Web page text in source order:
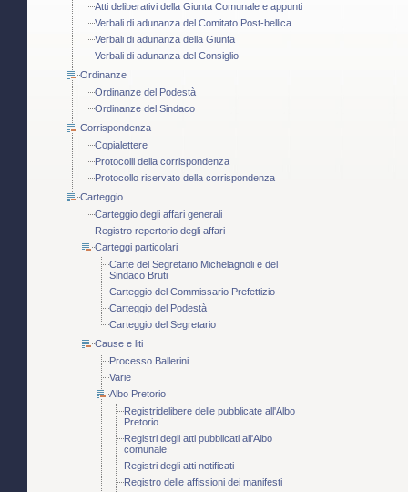
Atti deliberativi della Giunta Comunale e appunti
Verbali di adunanza del Comitato Post-bellica
Verbali di adunanza della Giunta
Verbali di adunanza del Consiglio
Ordinanze
Ordinanze del Podestà
Ordinanze del Sindaco
Corrispondenza
Copialettere
Protocolli della corrispondenza
Protocollo riservato della corrispondenza
Carteggio
Carteggio degli affari generali
Registro repertorio degli affari
Carteggi particolari
Carte del Segretario Michelagnoli e del
Sindaco Bruti
Carteggio del Commissario Prefettizio
Carteggio del Podestà
Carteggio del Segretario
Cause e liti
Processo Ballerini
Varie
Albo Pretorio
Registridelibere delle pubblicate all'Albo
Pretorio
Registri degli atti pubblicati all'Albo
comunale
Registri degli atti notificati
Registro delle affissioni dei manifesti